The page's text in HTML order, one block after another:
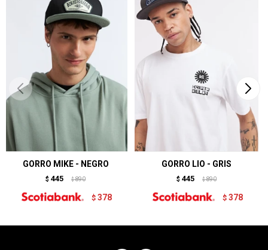
GORRO MIKE - NEGRO
$ 445 $ 890
$ 378
GORRO LIO - GRIS
$ 445 $ 890
$ 378